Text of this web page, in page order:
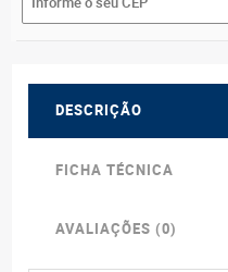
DESCRIÇÃO
FICHA TÉCNICA
AVALIAÇÕES (0)